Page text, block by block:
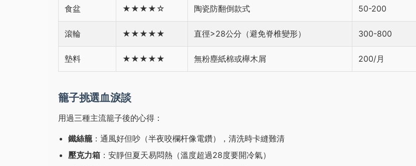
食盆 ★★★★☆ 陶瓷防翻倒款式 50-200
滾輪 ★★★★★ 直徑>28公分（避免脊椎變形） 300-800
墊料 ★★★★★ 無粉塵紙棉或櫸木屑 200/月
籠子挑選血淚談
用過三種主流籠子後的心得：
鐵絲籠：通風好但吵（半夜咬欄杆像電鑽），清洗時卡縫難清
壓克力箱 ：安靜但夏天易悶熱（溫度超過28度要開冷氣）